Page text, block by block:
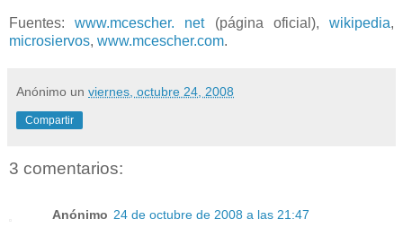
Fuentes:www.mcescher. net(página oficial),wikipedia,
microsiervos, www.mcescher.com.
Anónimo un viernes, octubre 24, 2008
Compartir
3 comentarios:
Anónimo 24 de octubre de 2008 a las 21:47